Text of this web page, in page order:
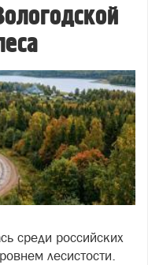
среди российских
лесистости.